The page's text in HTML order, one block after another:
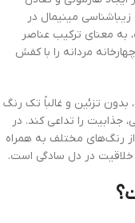
مینیمال در
معنای ترکیب عناصر
مردانه را با کفش
بدون تزئین و غالباً تک رنگ
جذابیت را تداعی کند. در
رنگ‌های مختلف به همراه
خلاقیت در دل سادگی است.